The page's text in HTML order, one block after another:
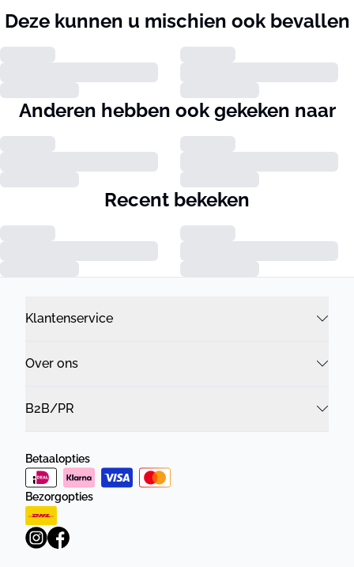
Deze kunnen u mischien ook bevallen
Anderen hebben ook gekeken naar
Recent bekeken
Klantenservice
Over ons
B2B/PR
Betaalopties
Bezorgopties